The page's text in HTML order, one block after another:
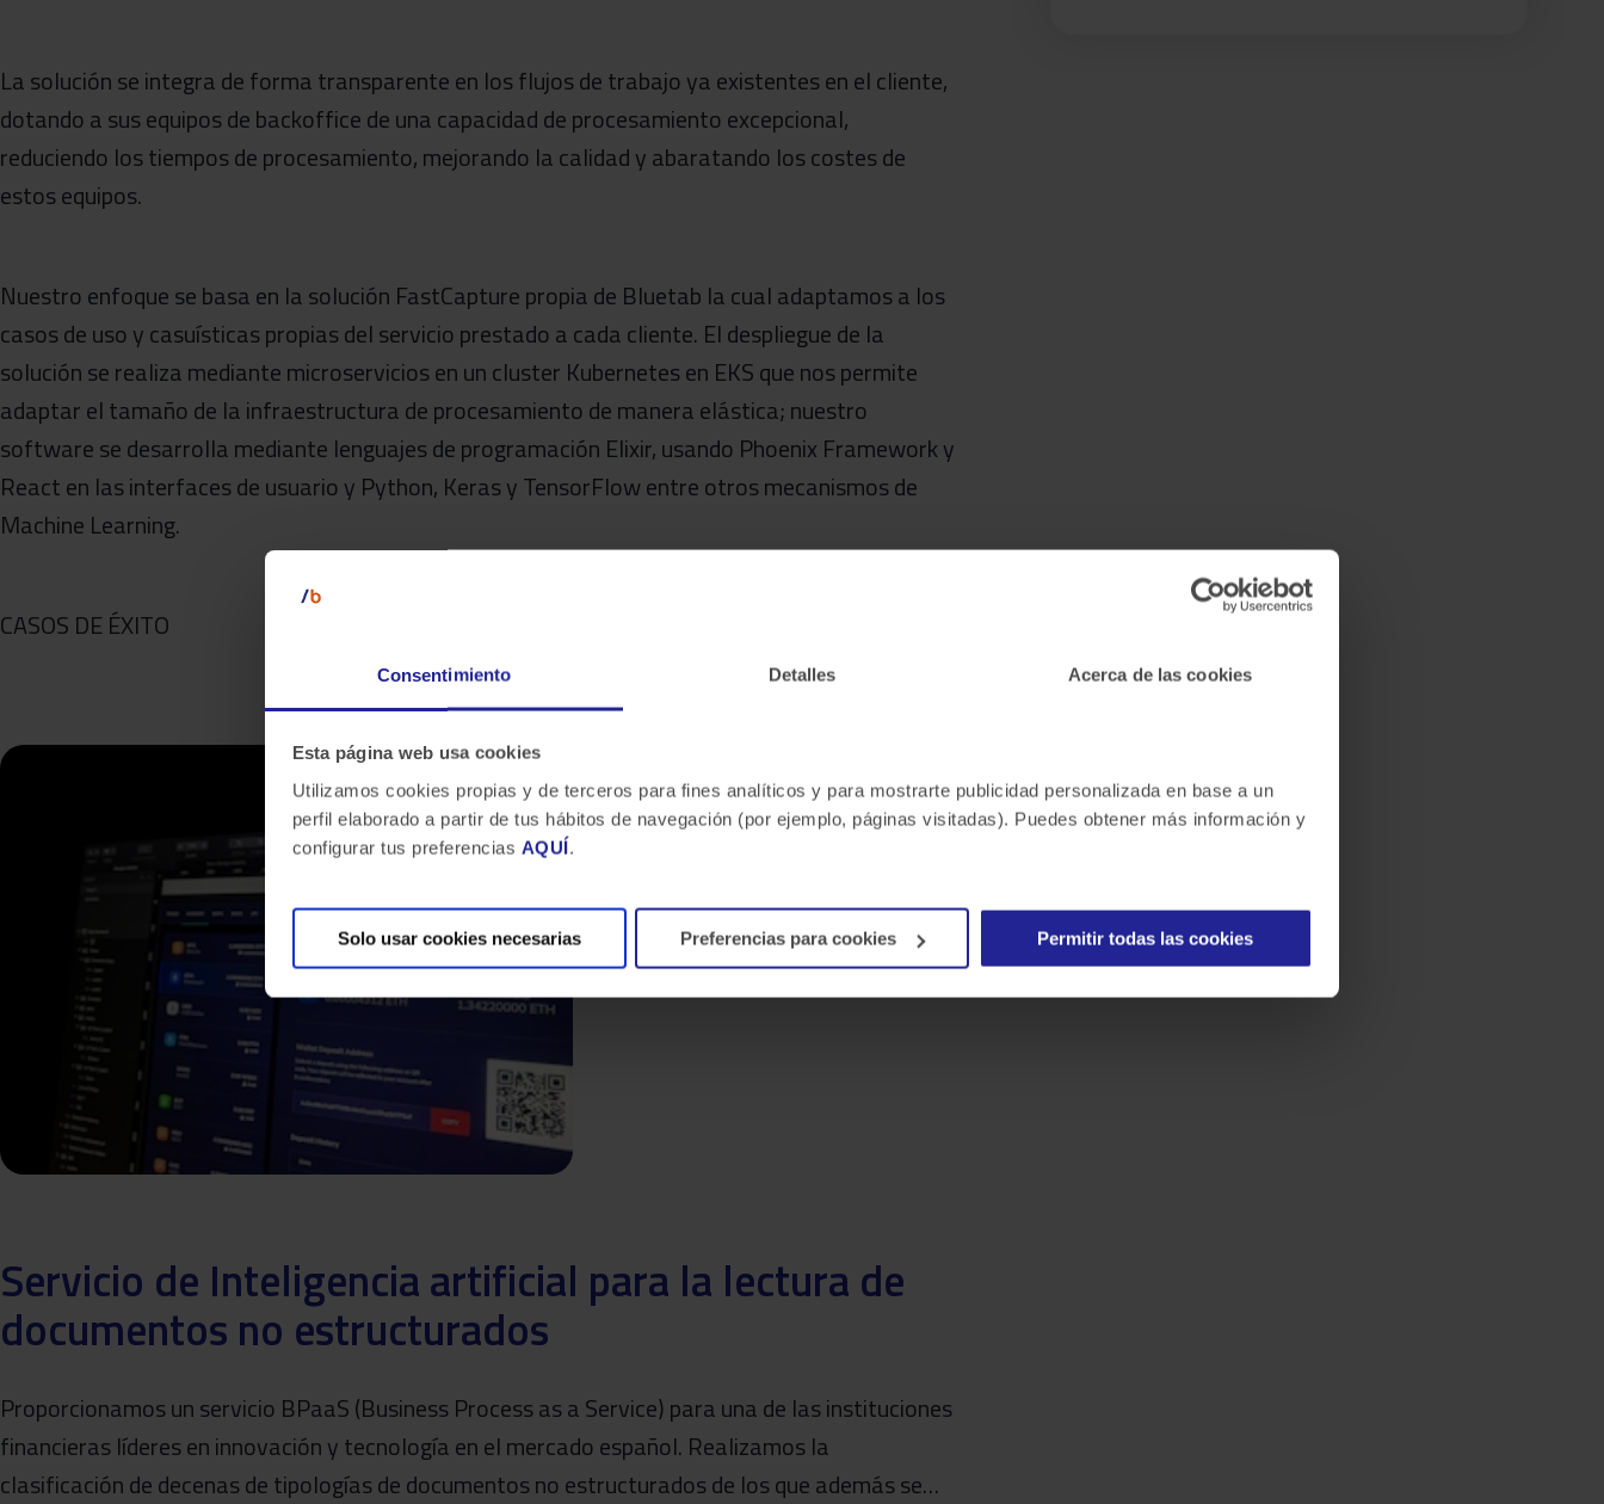
Consentimiento Detalles Acerca de las cookies
Esta página web usa cookies
Utilizamos cookies propias y de terceros para fines analíticos y para mostrarte publicidad personalizada en base a un
perfil elaborado a partir de tus hábitos de navegación (por ejemplo, páginas visitadas). Puedes obtener más información y
configurar tus preferencias AQUÍ.
Solo usar cookies necesarias Preferencias para cookies Permitir todas las cookies
La solución se integra de forma transparente en los flujos de trabajo ya existentes en el cliente,
dotando a sus equipos de backoffice de una capacidad de procesamiento excepcional,
reduciendo los tiempos de procesamiento, mejorando la calidad y abaratando los costes de
estos equipos.
Nuestro enfoque se basa en la solución FastCapture propia de Bluetab la cual adaptamos a los
casos de uso y casuísticas propias del servicio prestado a cada cliente. El despliegue de la
solución se realiza mediante microservicios en un cluster Kubernetes en EKS que nos permite
adaptar el tamaño de la infraestructura de procesamiento de manera elástica; nuestro
software se desarrolla mediante lenguajes de programación Elixir, usando Phoenix Framework y
React en las interfaces de usuario y Python, Keras y TensorFlow entre otros mecanismos de
Machine Learning.
CASOS DE ÉXITO
Servicio de Inteligencia artificial para la lectura de
documentos no estructurados
Proporcionamos un servicio BPaaS (Business Process as a Service) para una de las instituciones
financieras líderes en innovación y tecnología en el mercado español. Realizamos la
clasificación de decenas de tipologías de documentos no estructurados de los que además se…